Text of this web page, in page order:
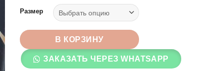
Размер
В КОРЗИНУ
ЗАКАЗАТЬ ЧЕРЕЗ WHATSAPP